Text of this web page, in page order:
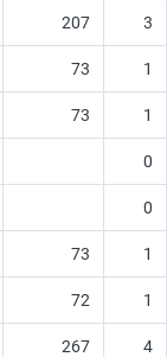
207 3
73 1
73 1
0
0
73 1
72 1
267 4